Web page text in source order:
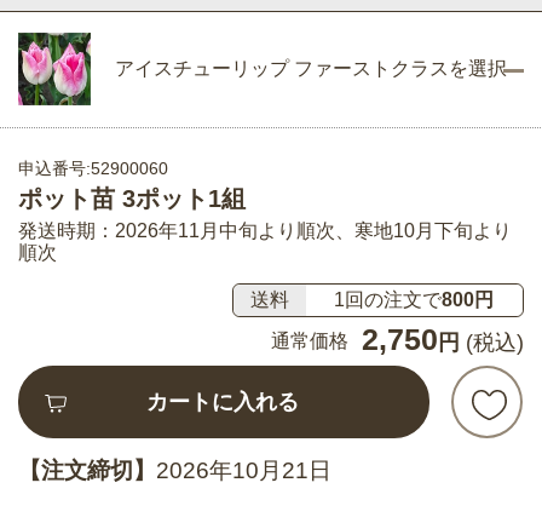
アイスチューリップ ファーストクラスを選択
申込番号:52900060
ポット苗 3ポット1組
発送時期：2026年11月中旬より順次、寒地10月下旬より
順次
送料 1回の注文で800円
通常価格
2,750 円 (税込)
カートに入れる
【注文締切】 2026年10月21日